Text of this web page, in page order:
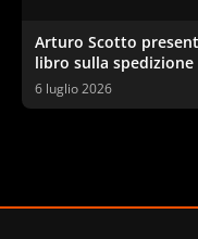
Arturo Scotto
libro sulla
palestinese
6 luglio 2026